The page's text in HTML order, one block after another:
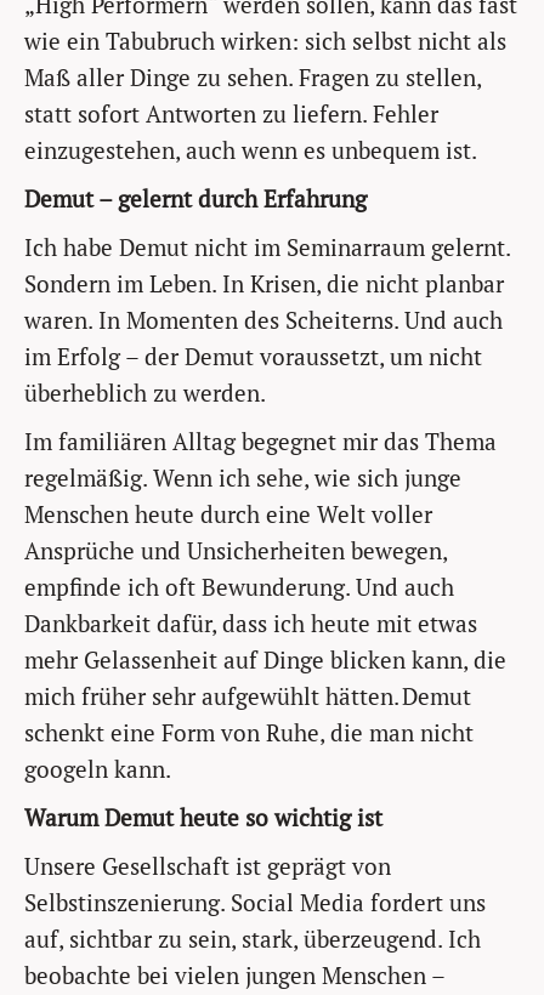
wie ein Tabubruch wirken: sich selbst nicht als
Maß aller Dinge zu sehen. Fragen zu stellen,
statt sofort Antworten zu liefern. Fehler
einzugestehen, auch wenn es unbequem ist.
Demut – gelernt durch Erfahrung
Ich habe Demut nicht im Seminarraum gelernt.
Sondern im Leben. In Krisen, die nicht planbar
waren. In Momenten des Scheiterns. Und auch
im Erfolg – der Demut voraussetzt, um nicht
überheblich zu werden.
Im familiären Alltag begegnet mir das Thema
regelmäßig. Wenn ich sehe, wie sich junge
Menschen heute durch eine Welt voller
Ansprüche und Unsicherheiten bewegen,
empfinde ich oft Bewunderung. Und auch
Dankbarkeit dafür, dass ich heute mit etwas
mehr Gelassenheit auf Dinge blicken kann, die
mich früher sehr aufgewühlt hätten. Demut
schenkt eine Form von Ruhe, die man nicht
googeln kann.
Warum Demut heute so wichtig ist
Unsere Gesellschaft ist geprägt von
Selbstinszenierung. Social Media fordert uns
auf, sichtbar zu sein, stark, überzeugend. Ich
beobachte bei vielen jungen Menschen –